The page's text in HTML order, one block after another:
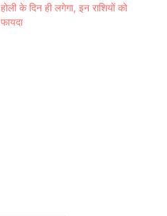
होली के दिन ही लगेगा, इन राशियों को
फायदा